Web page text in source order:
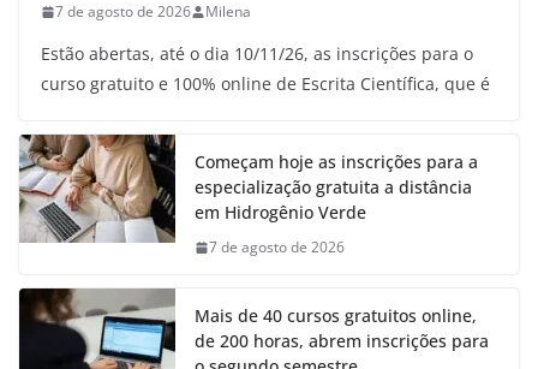
7 de agosto de 2026 Milena
Estão abertas, até o dia 10/11/26, as inscrições para o
curso gratuito e 100% online de Escrita Científica, que é
Começam hoje as inscrições para a
especialização gratuita a distância
em Hidrogênio Verde
7 de agosto de 2026
Mais de 40 cursos gratuitos online,
de 200 horas, abrem inscrições para